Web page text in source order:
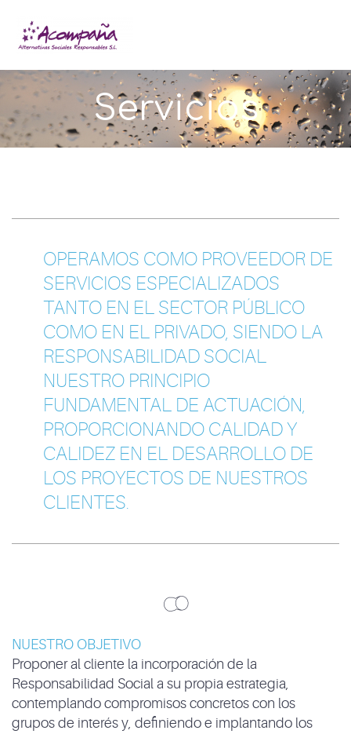
Servicios
OPERAMOS COMO PROVEEDOR DE
SERVICIOS ESPECIALIZADOS
TANTO EN EL SECTOR PÚBLICO
COMO EN EL PRIVADO, SIENDO LA
RESPONSABILIDAD SOCIAL
NUESTRO PRINCIPIO
FUNDAMENTAL DE ACTUACIÓN,
PROPORCIONANDO CALIDAD Y
CALIDEZ EN EL DESARROLLO DE
LOS PROYECTOS DE NUESTROS
CLIENTES.
NUESTRO OBJETIVO
Proponer al cliente la incorporación de la
Responsabilidad Social a su propia estrategia,
contemplando compromisos concretos con los
grupos de interés y, definiendo e implantando los